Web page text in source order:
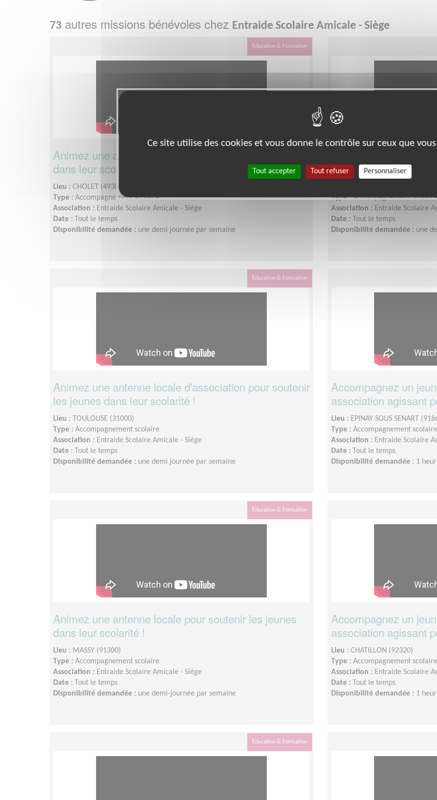
73 autres missions bénévoles chez Entraide Scolaire Amicale - Siège
Éducation & Formation
Animez une antenne locale pour soutenir les jeunes
dans leur scolarité !
Lieu : CHOLET (49300)
Type : Accompagnement scolaire
Association : Entraide Scolaire Amicale - Siège
Date :
Tout le temps
Disponibilité demandée : une demi journée par semaine
Animez une
dans leur scolarité !
Type :Accompagnement scolaire
Association : Entraide Scolaire
Date :
Tout le temps
Disponibilité demandée : une
Éducation & Formation
Animez une antenne locale d'association pour soutenir
les jeunes dans leur scolarité !
Lieu :
TOULOUSE (31000)
Type : Accompagnement scolaire
Association : Entraide Scolaire Amicale - Siège
Date :
Tout le temps
Disponibilité demandée : une demi journée par semaine
Accompagnez un
association agissant
Lieu : EPINAY SOUS SENART
Type : Accompagnement scolaire
Association : Entraide Scolaire
Date :
Tout le temps
Disponibilité demandée : 1
Éducation & Formation
Animez une antenne locale pour soutenir les jeunes
dans leur scolarité !
Lieu : MASSY (91300)
Type : Accompagnement scolaire
Association : Entraide Scolaire Amicale - Siège
Date :
Tout le temps
Disponibilité demandée : une demi-journée par semaine
Accompagnez un
association agissant
Lieu : CHATILLON (92320)
Type : Accompagnement scolaire
Association : Entraide Scolaire
Date :
Tout le temps
Disponibilité demandée : 1
Éducation & Formation
Ce site utilise des cookies et vous donne le contrôle sur ceux que
Tout accepter Tout refuser Personnaliser